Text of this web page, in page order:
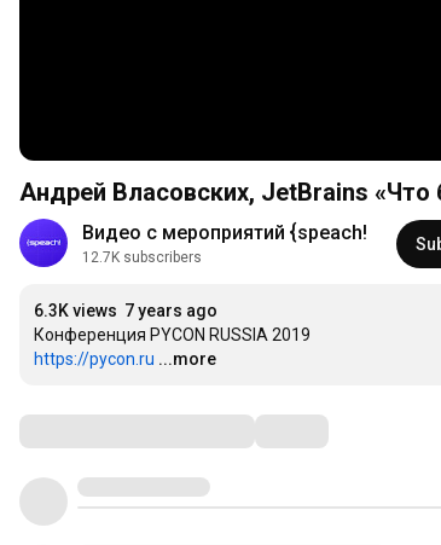
Андрей Власовских, JetBrains «Что
Видео с мероприятий {speach!
12.7K subscribers
6.3K views 7 years ago
https://pycon.ru ...more